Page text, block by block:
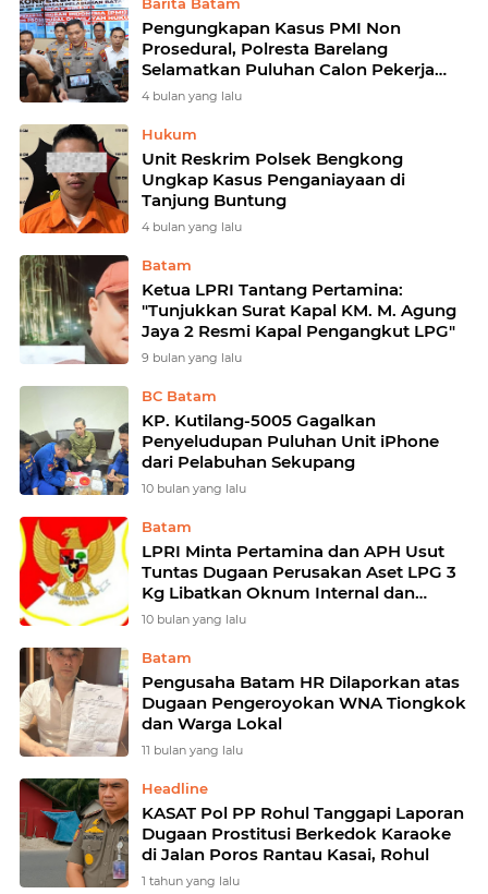
Pengungkapan Kasus PMI Non
Prosedural, Polresta Barelang
Selamatkan Puluhan Calon Pekerja
Migran
4 bulan yang lalu
Hukum
Unit Reskrim Polsek Bengkong
Ungkap Kasus Penganiayaan di
Tanjung Buntung
4 bulan yang lalu
Batam
Ketua LPRI Tantang Pertamina:
"Tunjukkan Surat Kapal KM. M. Agung
Jaya 2 Resmi Kapal Pengangkut LPG"
9 bulan yang lalu
BC Batam
KP. Kutilang-5005 Gagalkan
Penyeludupan Puluhan Unit iPhone
dari Pelabuhan Sekupang
10 bulan yang lalu
Batam
LPRI Minta Pertamina dan APH Usut
Tuntas Dugaan Perusakan Aset LPG 3
Kg Libatkan Oknum Internal dan
Kontraktor
10 bulan yang lalu
Batam
Pengusaha Batam HR Dilaporkan atas
Dugaan Pengeroyokan WNA Tiongkok
dan Warga Lokal
11 bulan yang lalu
Headline
KASAT Pol PP Rohul Tanggapi Laporan
Dugaan Prostitusi Berkedok Karaoke
di Jalan Poros Rantau Kasai, Rohul
1 tahun yang lalu